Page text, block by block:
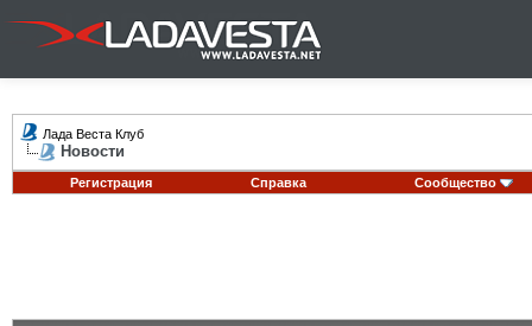
Лада Веста Клуб
Новости
Регистрация Справка Сообщество